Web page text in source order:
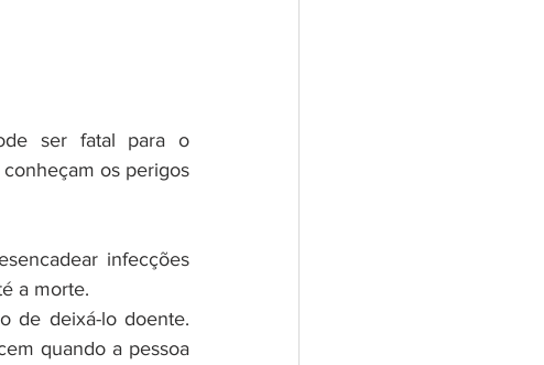
ser fatal para o
os perigos
infecções
a morte.
de deixá-lo doente.
quando a pessoa